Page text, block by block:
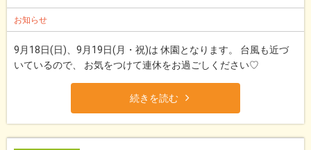
お知らせ
9月18日(日)、9月19日(月・祝)は 休園となります。 台風も近づ
いているので、 お気をつけて連休をお過ごしください♡
続きを読む